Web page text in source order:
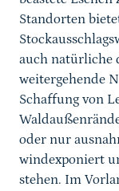
Standorten
auch natürliche
weitergehende
Schaffung von
oder nur
windexponiert
stehen. Im